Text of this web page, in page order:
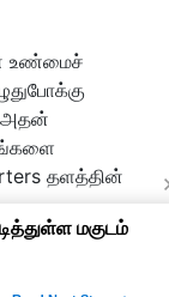
உண்மைச்
அதன்
தளத்தின்